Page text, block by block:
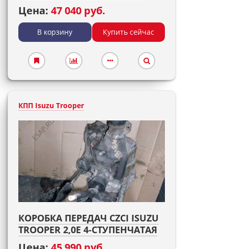
Цена: 47 040 руб.
В корзину Купить сейчас
КПП Isuzu Trooper
КОРОБКА ПЕРЕДАЧ CZCI ISUZU
TROOPER 2,0E 4-СТУПЕНЧАТАЯ